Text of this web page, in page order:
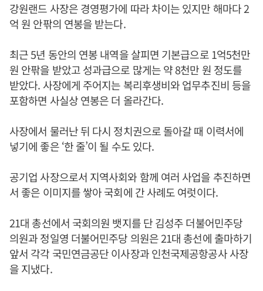
강원랜드 사장은 경영평가에 따라 차이는 있지만 해마다 2
억 원 안팎의 연봉을 받는다.
최근 5년 동안의 연봉 내역을 살피면 기본급으로 1억5천만
원 안팎을 받았고 성과급으로 많게는 약 8천만 원 정도를
받았다. 사장에게 주어지는 복리후생비와 업무추진비 등을
포함하면 사실상 연봉은 더 올라간다.
사장에서 물러난 뒤 다시 정치권으로 돌아갈 때 이력서에
넣기에 좋은 ‘한 줄’이 될 수도 있다.
공기업 사장으로서 지역사회와 함께 여러 사업을 추진하면
서 좋은 이미지를 쌓아 국회에 간 사례도 여럿이다.
21대 총선에서 국회의원 뱃지를 단 김성주 더불어민주당
의원과 정일영 더불어민주당 의원은 21대 총선에 출마하기
앞서 각각 국민연금공단 이사장과 인천국제공항공사 사장
을 지냈다.